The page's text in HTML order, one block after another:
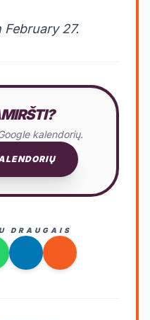
February 27.
kalendorių.
DRAUGAIS